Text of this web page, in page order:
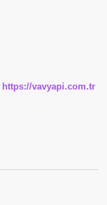
https://vavyapi.com.tr